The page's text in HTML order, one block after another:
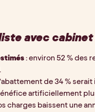
avec
: environ 52 % des
de 34 % serait
artificiellement
charges baissent une